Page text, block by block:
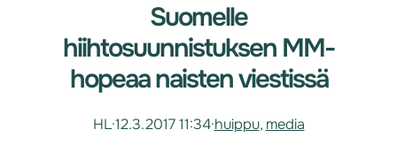
Suomelle
hiihtosuunnistuksen MM-
hopeaa naisten viestissä
HL·12.3.2017 11:34·huippu, media